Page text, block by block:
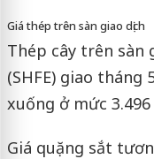
Giá thép trên sàn giao dịch
Thép cây trên sàn
(SHFE) giao tháng
xuống ở mức
Giá quặng sắt